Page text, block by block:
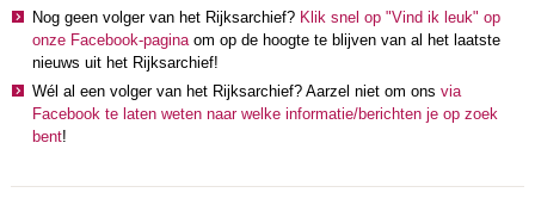
Nog geen volger van het Rijksarchief? Klik snel op "Vind ik leuk" op
onze Facebook-paginaom op de hoogte te blijven van al het laatste
nieuws uit het Rijksarchief!
Wél al een volger van het Rijksarchief? Aarzel niet om ons via
Facebook te laten weten naar welke informatie/berichten je op zoek
bent!